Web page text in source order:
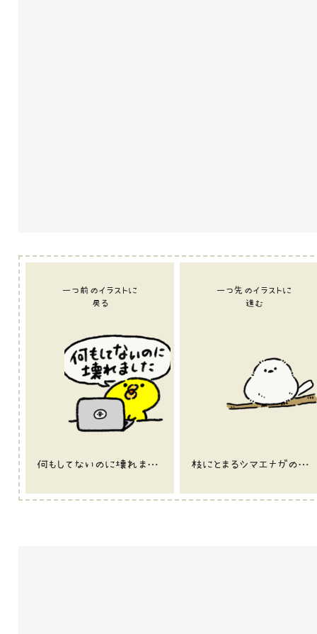
一つ前のイラストに
戻る
何もしてないのに壊れましたと主張するひよこ（GIFアニメ）
一つ先のイラストに
進む
枝にとまるシマエナガのイラスト